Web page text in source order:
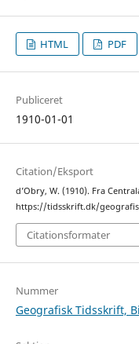
HTML PDF
Publiceret
1910-01-01
Citation/Eksport
d’Obry, W. (1910). Fra
https://tidsskrift.dk/
Citationsformater
Nummer
Geografisk Tidsskrift,